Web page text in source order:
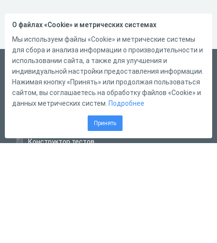
Русский
Справка
Форма обратной связи
Конструктор тестов
О файлах «Cookie» и метрических системах
Мы используем файлы «Cookie» и метрические системы
для сбора и анализа информации о производительности и
использовании сайта, а также для улучшения и
индивидуальной настройки предоставления информации.
Нажимая кнопку «Принять» или продолжая пользоваться
сайтом, вы соглашаетесь на обработку файлов «Cookie» и
данных метрических систем. Подробнее
Принять